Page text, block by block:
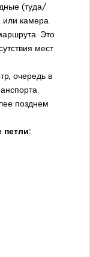
(туда/
или камера
Это
мест
очередь в
позднем